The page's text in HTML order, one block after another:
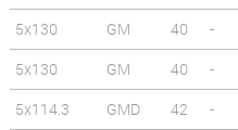
5x130
GM 40 -
5x130
GM 40 -
5x114.3
GMD 42 -